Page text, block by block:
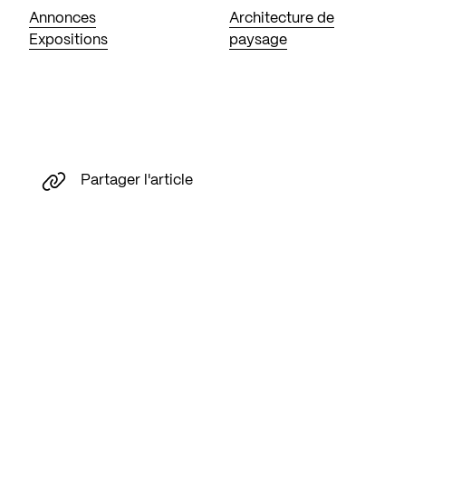
Annonces
Expositions
Architecture de
paysage
Partager l'article